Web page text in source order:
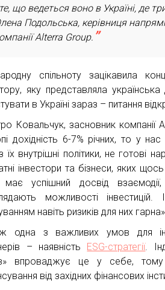
те, що ведеться воно в Україні, де
Подольська, керівниця
Alterra Group.
спільноту зацікавила
яку представляла
в Україні зараз – питання
Ковальчук, засновник
дохідність 6-7% річних, то у
їх внутрішні політики, не готові
інвестори та бізнеси, яких
успішний досвід
можливості
навіть ризиків для них гарна».
одна з важливих умов для
– наявність ESG-стратегії.
впроваджує це у себе,
від західних фінансових